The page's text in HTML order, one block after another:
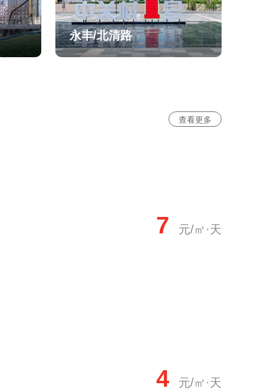
永丰/北清路
查看更多
7 元/㎡·天
4 元/㎡·天